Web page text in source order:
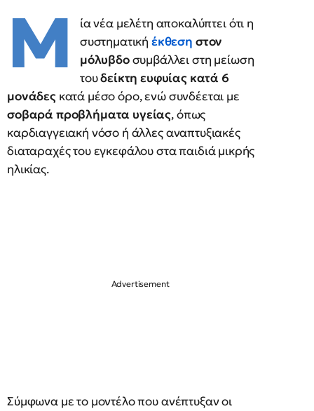
Μ
ία νέα μελέτη αποκαλύπτει ότι η
συστηματική έκθεση στον
μόλυβδοσυμβάλλει στη μείωση
τουδείκτη ευφυίας κατά 6
μονάδεςκατά μέσο όρο, ενώ συνδέεται με
σοβαρά προβλήματα υγείας, όπως
καρδιαγγειακή νόσο ή άλλες αναπτυξιακές
διαταραχές του εγκεφάλου στα παιδιά μικρής
ηλικίας.
Σύμφωνα με το μοντέλο που ανέπτυξαν οι